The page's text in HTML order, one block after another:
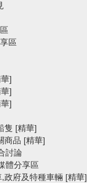
區
]
]
]
隻 [精華]
商品 [精華]
討論
體分享區
政府及特種車輛 [精華]